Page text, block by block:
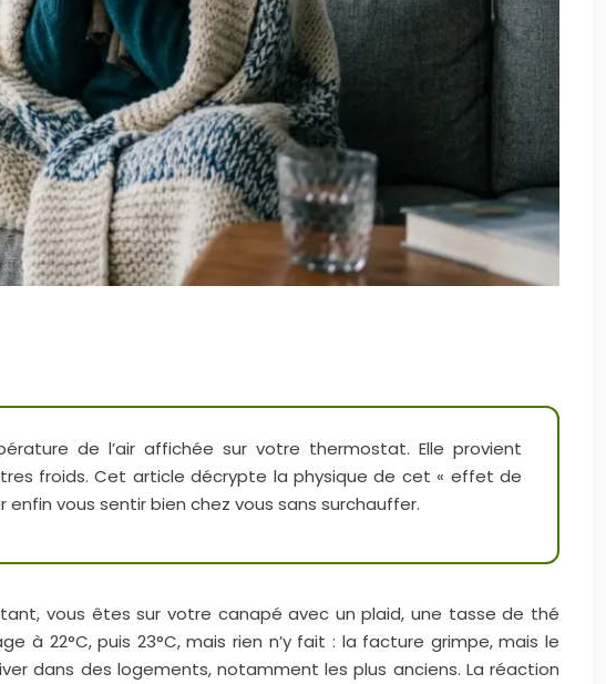
de l’air affichée sur votre thermostat. Elle provient
froids. Cet article décrypte la physique de cet « effet de
vous sentir bien chez vous sans surchauffer.
vous êtes sur votre canapé avec un plaid, une tasse de thé
22°C, puis 23°C, mais rien n’y fait : la facture grimpe, mais le
dans des logements, notamment les plus anciens. La réaction